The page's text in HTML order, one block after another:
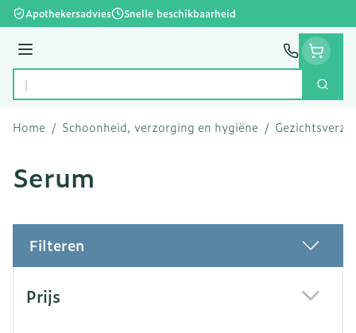
Ga naar de inhoud
Apothekersadvies Snelle beschikbaarheid
Menu
Product, merk, categorie...
Zoek
Home / Schoonheid, verzorging en hygiëne /
Serum
Filteren
Prijs